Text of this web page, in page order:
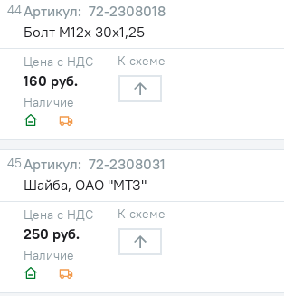
44
72-2308018
Болт М12х 30х1,25
Наличие
Цена с НДС
160 руб.
К схеме
45
72-2308031
Шайба, ОАО "МТЗ"
Наличие
Цена с НДС
250 руб.
К схеме